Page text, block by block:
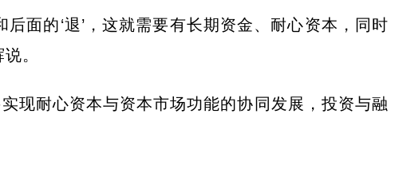
面的‘退’，这就需要有长期资金、耐心资本，同时
。
现耐心资本与资本市场功能的协同发展，投资与融